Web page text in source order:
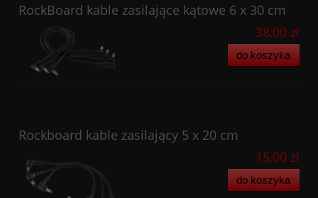
RockBoard kable zasilające kątowe 6 x 30 cm
38,00 zł
do koszyka
Rockboard kable zasilający 5 x 20 cm
15,00 zł
do koszyka